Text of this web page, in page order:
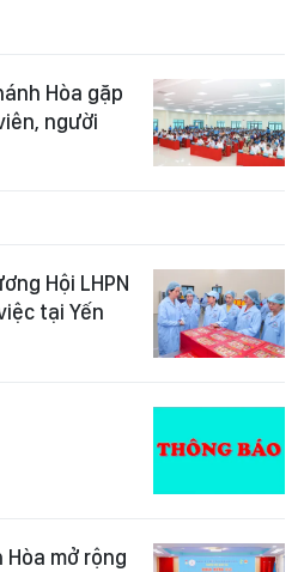
Hòa gặp
người
Hội LHPN
tại Yến
Hòa mở rộng